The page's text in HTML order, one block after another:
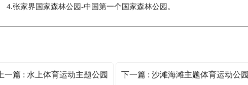
4.张家界国家森林公园-中国第一个国家森林公园。
上一篇 : 水上体育运动主题公园 下一篇 : 沙滩海滩主题体育运动公园